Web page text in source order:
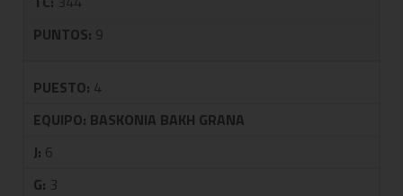
PUNTOS: 9
PUESTO: 4
EQUIPO: BASKONIA BAKH GRANA
J: 6
G: 3